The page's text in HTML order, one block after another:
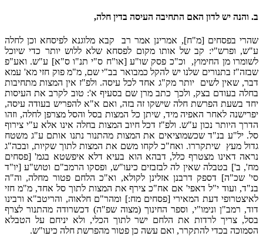
ב. והנה יש לדון האם התחיבה העיסה בדין חלה,
שהרי בפסחים [מ"ח], אמרינן אמר רב קבא מלוגנא לפיסחא וכן לחלה
ע"ש, ופרש"י: קב של אותו מקום לפסחא שלא ללוש יותר כדי שיוכל
לשומרו מן החימוץ, וכ"כ פסק שו"ע [או"ח ס"י תנ"ו ס"א] ע"ש. ואע"פ
שבזה"ז בתנורים שלנו יש להקל כמבואר בב"י שם, מ"מ פוק חזי מא' עמא
דבר, שאין לשים יותר מק"ג אחד לכל עיסה. ולפ"ז אין המצות מתחיבות
בחלה בעודם בצק, ולכך כתב מרן שם בסעיף א': טוב לקרב את העיסות
יחד בשעת הפרשת חלה שישקו זה בזה, ואם א"א להפריש בעודה עיסה,
יפרישנה לאחר האפיה מיד, שיתן כל המצות בסל והסל מצרפן לחלה, וזהו
הדרך היותר נכון ע"ש. ולפ"ז דכל חיוב המצות בחלה אינו אלא ע"י צירוף
סל. יל"ע בנ"ד שכשמוציאים את המצות מהתנור נתנו אותם ע"ג משטח
גדול מעץ שיתקררו. ואח"כ לקחו משם את המצות לתוך שקיות, ובכה"ג
נראה דאינו מצטרף כלל, דבהא הוא בעיא דלא איפשטא בגמ' [פסחים
מח', ב'] בטבלה שאין לה לבזבזים כיעו"ש, ופסקו הרמב"ם וטוש"ע [יו"ד
סי' שכ"ה] דספק דרבנן אזלינן לקולא, וא"כ הלחם פטור מחלה, וה"ה
בנ"ד, ועוד י"ל דאפי' אם אח"כ צירף את המצות לתוך סל אחד, מ"מ חזי
לאיצטרופי דעת המאירי [פסחים מח:] ומהר"ם חלאוה, והריטב"א ורבינו
דוד, רמב"ן ונימו"י, וספר החינוך (מצוה שפ"ה) דכשרודה מהתנור לצרף
בסל, צריך לרדות את הלחם ישר לתוך הכלי, ולא יניחם על הטבלא
הסמוכה בכדי להתקרר, ואם עשה כן פטור מהפרשת חלה כיעו"ש.